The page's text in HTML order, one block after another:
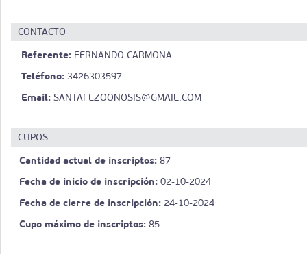
CONTACTO
Referente: FERNANDO CARMONA
Teléfono: 3426303597
Email: SANTAFEZOONOSIS@GMAIL.COM
CUPOS
Cantidad actual de inscriptos: 87
Fecha de inicio de inscripción: 02-10-2024
Fecha de cierre de inscripción: 24-10-2024
Cupo máximo de inscriptos: 85